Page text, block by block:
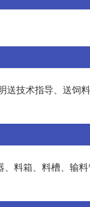
送技术指导、送饲
料箱、料槽、输